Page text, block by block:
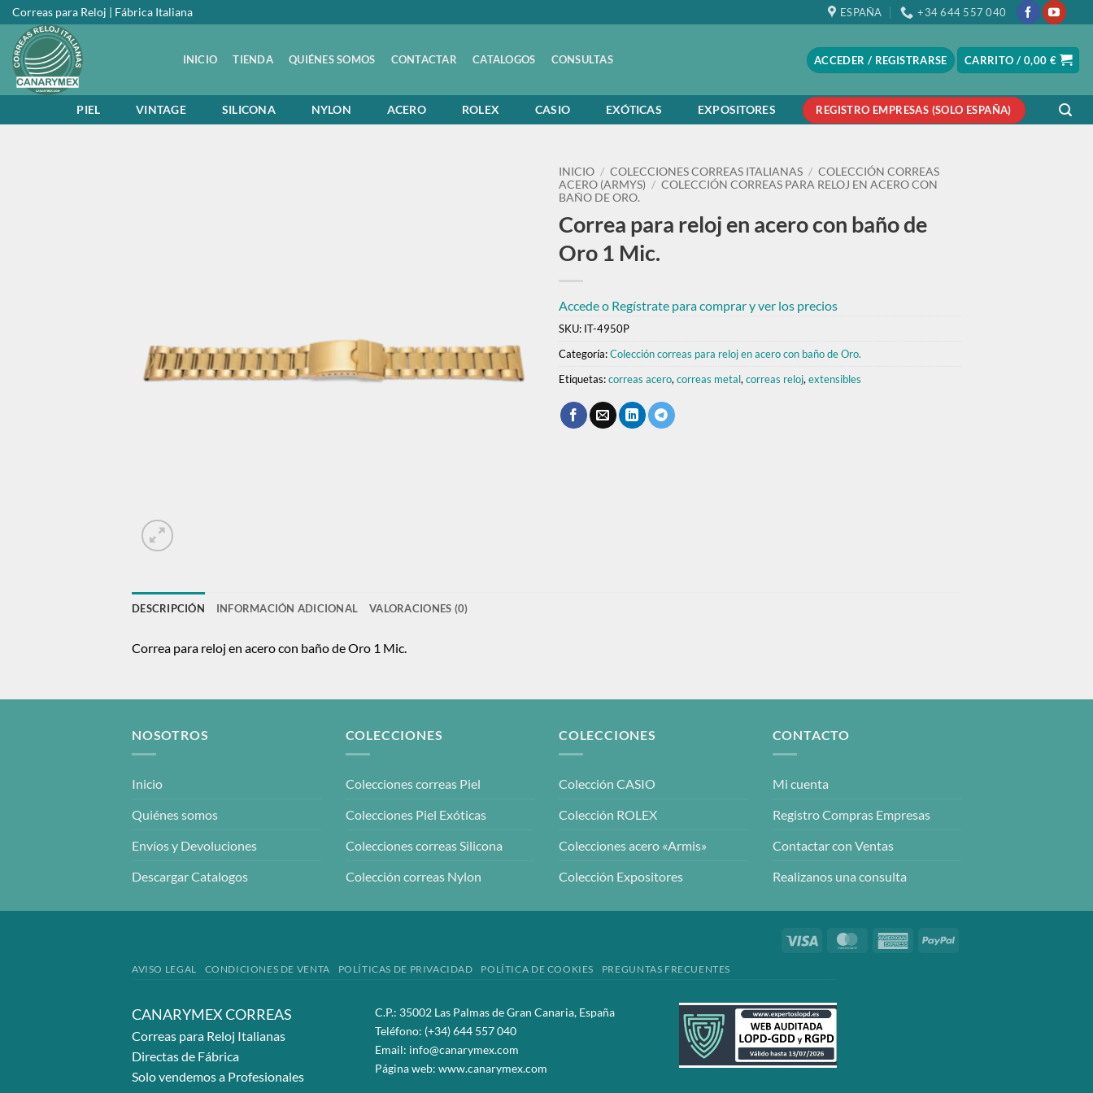
Saltar
al
contenido
Correas para Reloj | Fábrica Italiana ESPAÑA +34 644 557 040
INICIO TIENDA QUIÉNES SOMOS CONTACTAR CATALOGOS CONSULTAS ACCEDER / REGISTRARSE CARRITO / 0,00 €
PIEL VINTAGE SILICONA NYLON ACERO ROLEX CASIO EXÓTICAS EXPOSITORES REGISTRO EMPRESAS (SOLO ESPAÑA)
INICIO / COLECCIONES CORREAS ITALIANAS / COLECCIÓN CORREAS
ACERO (ARMYS) / COLECCIÓN CORREAS PARA RELOJ EN ACERO CON
BAÑO DE ORO.
Correa para reloj en acero con baño de
Oro 1 Mic.
Accede o Regístrate para comprar y ver los precios
SKU: IT-4950P
Categoría:Colección correas para reloj en acero con baño de Oro.
Etiquetas:correas acero, correas metal, correas reloj, extensibles
DESCRIPCIÓN INFORMACIÓN ADICIONAL VALORACIONES (0)
Correa para reloj en acero con baño de Oro 1 Mic.
NOSOTROS
Inicio
Quiénes somos
Envíos y Devoluciones
Descargar Catalogos
COLECCIONES
Colecciones correas Piel
Colecciones Piel Exóticas
Colecciones correas Silicona
Colección correas Nylon
COLECCIONES
Colección CASIO
Colección ROLEX
Colecciones acero «Armis»
Colección Expositores
CONTACTO
Mi cuenta
Registro Compras Empresas
Contactar con Ventas
Realizanos una consulta
Visa MasterCardAmericanPayPal
AVISO LEGAL CONDICIONES DE VENTA POLÍTICAS DE PRIVACIDAD POLÍTICA DE COOKIES PREGUNTAS FRECUENTES
CANARYMEX CORREAS
Correas para Reloj Italianas
Directas de Fábrica
Solo vendemos a Profesionales
C.P.: 35002 Las Palmas de Gran Canaria, España
Teléfono: (+34) 644 557 040
Email: info@canarymex.com
Página web: www.canarymex.com